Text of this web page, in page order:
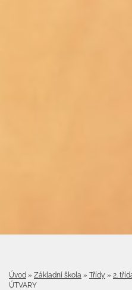
Úvod » Základní škola » Třídy » 2.
ÚTVARY